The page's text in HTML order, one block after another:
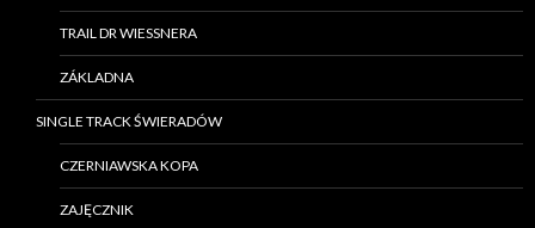
TRAIL DR WIESSNERA
ZÁKLADNA
SINGLE TRACK ŚWIERADÓW
CZERNIAWSKA KOPA
ZAJĘCZNIK